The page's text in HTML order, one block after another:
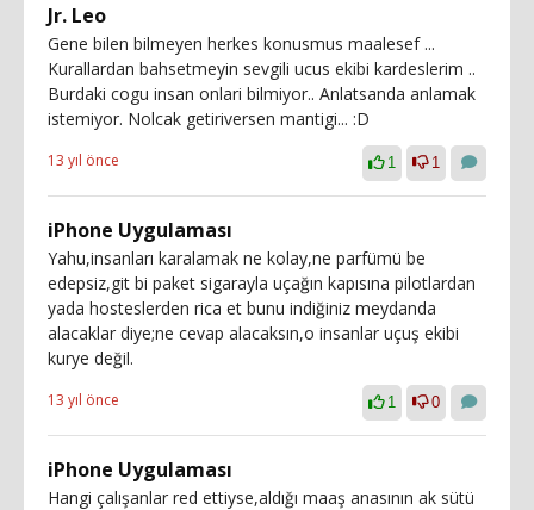
Jr. Leo
Gene bilen bilmeyen herkes konusmus maalesef ...
Kurallardan bahsetmeyin sevgili ucus ekibi kardeslerim ..
Burdaki cogu insan onlari bilmiyor.. Anlatsanda anlamak
istemiyor. Nolcak getiriversen mantigi... :D
13 yıl önce 1 1
iPhone Uygulaması
Yahu,insanları karalamak ne kolay,ne parfümü be
edepsiz,git bi paket sigarayla uçağın kapısına pilotlardan
yada hosteslerden rica et bunu indiğiniz meydanda
alacaklar diye;ne cevap alacaksın,o insanlar uçuş ekibi
kurye değil.
13 yıl önce 1 0
iPhone Uygulaması
Hangi çalışanlar red ettiyse,aldığı maaş anasının ak sütü